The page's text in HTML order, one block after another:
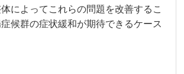
によってこれらの問題を改善するこ
候群の症状緩和が期待できるケース